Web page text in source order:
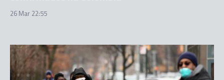
26 Mar 22:55